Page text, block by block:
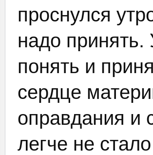
проснулся
надо
понять и
сердце
оправдания и
легче не